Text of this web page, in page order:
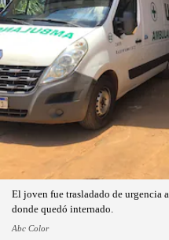
El joven fue trasladado de urgencia
donde quedó internado.
Abc Color